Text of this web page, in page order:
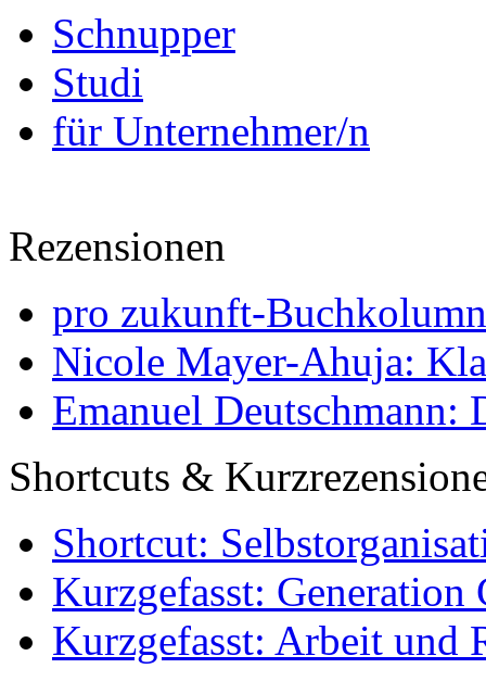
Schnupper
Studi
für Unternehmer/n
Rezensionen
pro zukunft-
Nicole Mayer-Ahuja:
Emanuel Deutschmann:
Shortcuts &
Shortcut:
Kurzgefasst: Generation
Kurzgefasst: Arbeit und